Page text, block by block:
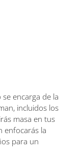
encarga de la
incluidos los
masa en tus
enfocarás la
para un